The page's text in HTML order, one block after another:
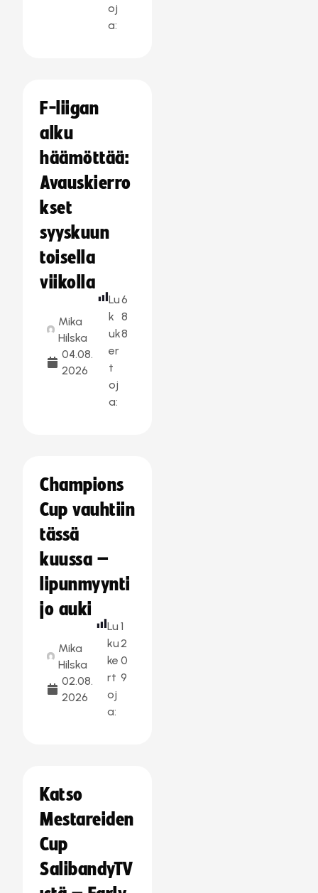
oj
a:
F-liigan
alku
häämöttää:
Avauskierro
kset
syyskuun
toisella
viikolla
Mika
Hilska
04.08.
2026
Lu
k
uk
er
t
oj
a:
6
8
8
Champions
Cup vauhtiin
tässä
kuussa –
lipunmyynti
jo auki
Mika
Hilska
02.08.
2026
Lu
ku
ke
rt
oj
a:
1
2
0
9
Katso
Mestareiden
Cup
SalibandyTV